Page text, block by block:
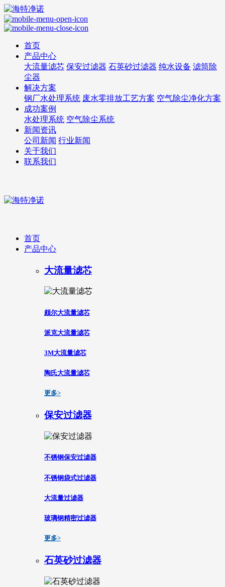
首页
产品中心
大流量滤芯 保安过滤器 石英砂过滤器 纯水设备 滤筒除
尘器
解决方案
钢厂水处理系统 废水零排放工艺方案 空气除尘净化方案
成功案例
水处理系统 空气除尘系统
新闻资讯
公司新闻 行业新闻
关于我们
联系我们
首页
产品中心
大流量滤芯
颇尔大流量滤芯
派克大流量滤芯
3M大流量滤芯
陶氏大流量滤芯
更多>
保安过滤器
不锈钢保安过滤器
不锈钢袋式过滤器
大流量过滤器
玻璃钢精密过滤器
更多>
石英砂过滤器